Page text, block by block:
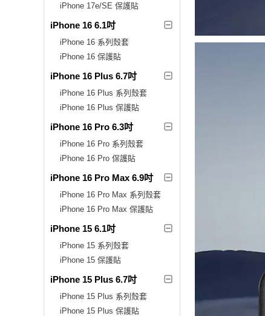
iPhone 17e/SE 保護貼
iPhone 16 6.1吋
iPhone 16 系列殼套
iPhone 16 保護貼
iPhone 16 Plus 6.7吋
iPhone 16 Plus 系列殼套
iPhone 16 Plus 保護貼
iPhone 16 Pro 6.3吋
iPhone 16 Pro 系列殼套
iPhone 16 Pro 保護貼
iPhone 16 Pro Max 6.9吋
iPhone 16 Pro Max 系列殼套
iPhone 16 Pro Max 保護貼
iPhone 15 6.1吋
iPhone 15 系列殼套
iPhone 15 保護貼
iPhone 15 Plus 6.7吋
iPhone 15 Plus 系列殼套
iPhone 15 Plus 保護貼